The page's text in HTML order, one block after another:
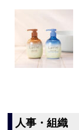
人事・組織